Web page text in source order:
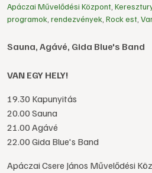
Apáczai Művelődési Központ
programok rendezvények Rock est
Sauna, Agávé, Gida Blue's Band
VAN EGY HELY!
19.30 Kapunyitás
20.00 Sauna
21.00 Agávé
22.00 Gida Blue's Band
Apáczai Csere János Művelődési